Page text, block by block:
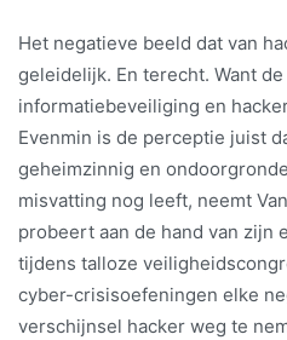
Het negatieve beeld dat van
geleidelijk. En terecht. Want
informatiebeveiliging en
Evenmin is de perceptie juist
geheimzinnig en
misvatting nog leeft, neemt
probeert aan de hand van zijn
tijdens talloze
cyber-crisisoefeningen elke
verschijnsel hacker weg te